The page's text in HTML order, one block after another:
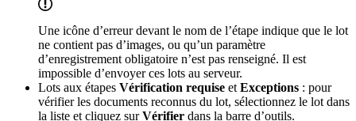
Une icône d’erreur devant le nom de l’étape indique que le lot
ne contient pas d’images, ou qu’un paramètre
d’enregistrement obligatoire n’est pas renseigné. Il est
impossible d’envoyer ces lots au serveur.
Lots aux étapes Vérification requise et Exceptions : pour
vérifier les documents reconnus du lot, sélectionnez le lot dans
la liste et cliquez surVérifier dans la barre d’outils.